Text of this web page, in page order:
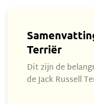
Terriër
Dit zijn de
de Jack Russell